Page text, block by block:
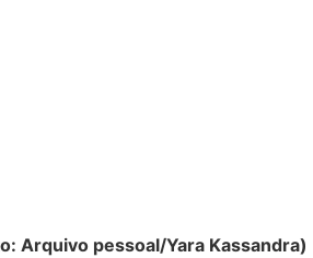
Arquivo pessoal/Yara Kassandra)